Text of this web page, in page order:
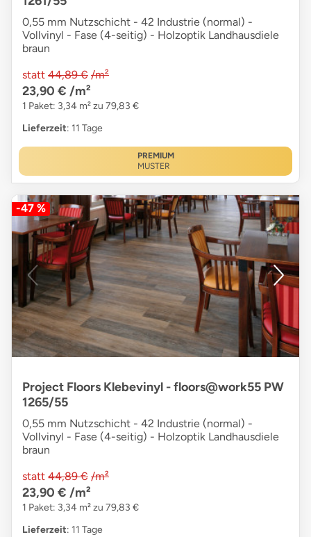
0,55 mm Nutzschicht - 42 Industrie (normal) -
Vollvinyl - Fase (4-seitig) - Holzoptik Landhausdiele
braun
statt 44,89 € /m²
23,90 € /m²
1 Paket: 3,34 m² zu 79,83 €
Lieferzeit: 11 Tage
PREMIUM
MUSTER
-47 %
Project Floors Klebevinyl - floors@work55 PW
1265/55
0,55 mm Nutzschicht - 42 Industrie (normal) -
Vollvinyl - Fase (4-seitig) - Holzoptik Landhausdiele
braun
statt 44,89 € /m²
23,90 € /m²
1 Paket: 3,34 m² zu 79,83 €
Lieferzeit: 11 Tage